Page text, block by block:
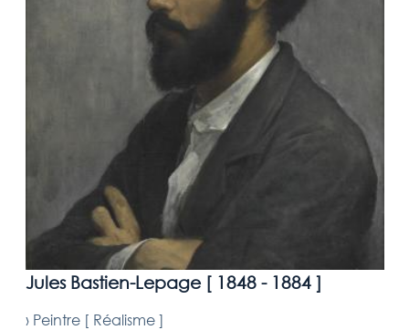
Jules Bastien-Lepage [ 1848 - 1884]
› Peintre [ Réalisme]